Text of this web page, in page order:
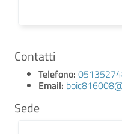
Contatti
Telefono:
Email:
Sede